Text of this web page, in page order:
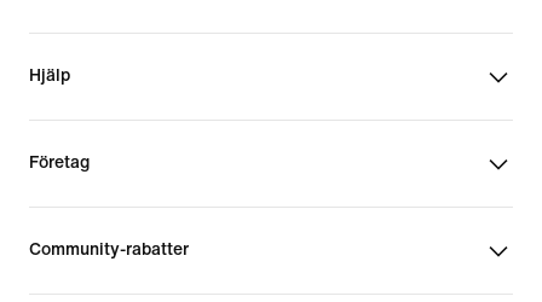
Hjälp
Företag
Community-rabatter